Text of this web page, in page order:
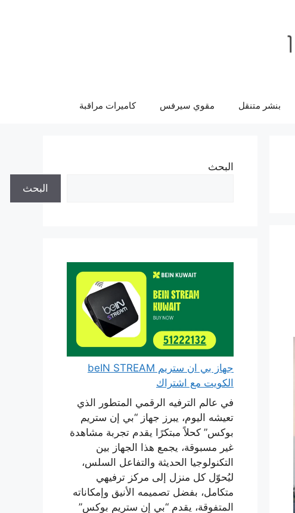
بنشر متنقل مقوي سيرفس كاميرات مراقبة
البحث
البحث
جهاز بي ان ستريم beIN STREAM
الكويت مع اشتراك
في عالم الترفيه الرقمي المتطور الذي
تعيشه اليوم، يبرز جهاز “بي إن ستريم
بوكس” كحلاً مبتكرًا يقدم تجربة مشاهدة
غير مسبوقة، يجمع هذا الجهاز بين
التكنولوجيا الحديثة والتفاعل السلس،
ليُحوّل كل منزل إلى مركز ترفيهي
متكامل، بفضل تصميمه الأنيق وإمكاناته
المتفوقة، يقدم “بي إن ستريم بوكس”